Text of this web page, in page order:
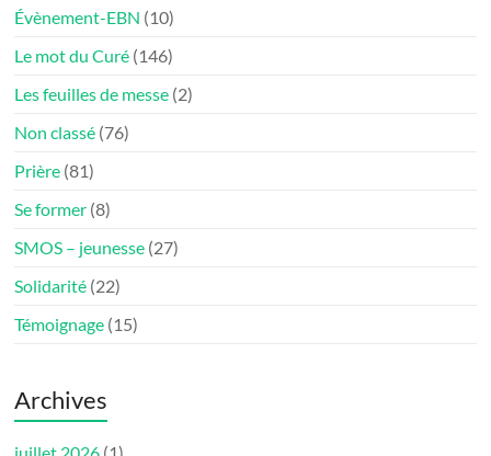
Évènement-EBN (10)
Le mot du Curé (146)
Les feuilles de messe (2)
Non classé (76)
Prière (81)
Se former (8)
SMOS – jeunesse (27)
Solidarité (22)
Témoignage (15)
Archives